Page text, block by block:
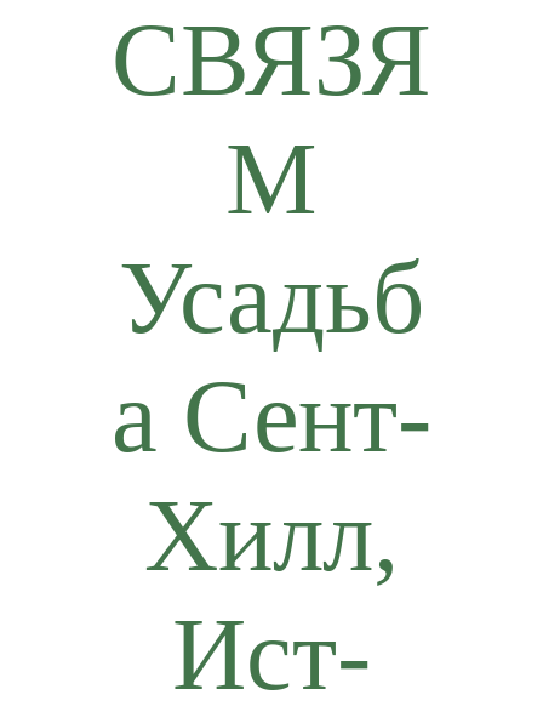
СВЯЗЯ
М
Усадьб
а Сент-
Хилл,
Ист-